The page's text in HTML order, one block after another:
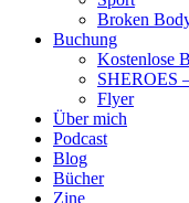
Broken
Buchung
Kostenlose
SHEROES
Flyer
Über mich
Podcast
Blog
Bücher
Zine